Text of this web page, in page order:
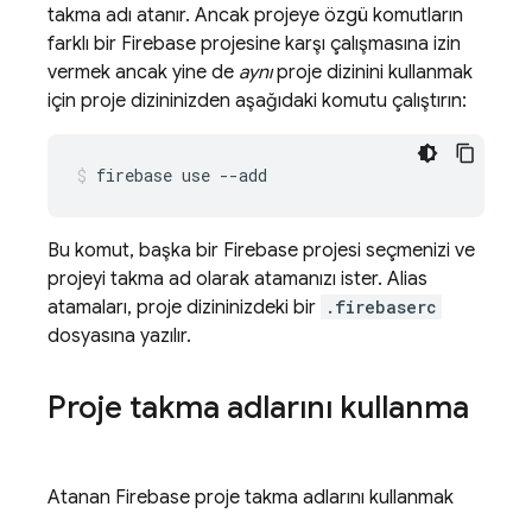
takma adı atanır. Ancak projeye özgü komutların
farklı bir Firebase projesine karşı çalışmasına izin
vermek ancak yine de aynıproje dizinini kullanmak
için proje dizininizden aşağıdaki komutu çalıştırın:
firebase use --add
Bu komut, başka bir Firebase projesi seçmenizi ve
projeyi takma ad olarak atamanızı ister. Alias
atamaları, proje dizininizdeki bir .firebaserc
dosyasına yazılır.
Proje takma adlarını kullanma
Atanan Firebase proje takma adlarını kullanmak